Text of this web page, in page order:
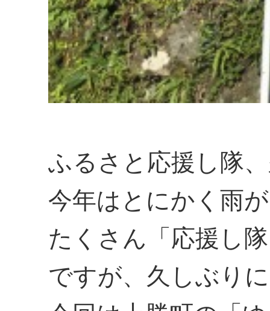
ふるさと応援し隊
今年はとにかく雨
たくさん「応援し
ですが、久しぶり